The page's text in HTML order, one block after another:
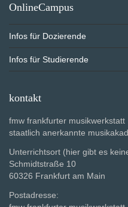
OnlineCampus
Infos für Dozierende
Infos für Studierende
kontakt
fmw frankfurter musikwerkstatt
staatlich anerkannte
Unterrichtsort (hier gibt es
Schmidtstraße 10
60326 Frankfurt am Main
Postadresse: